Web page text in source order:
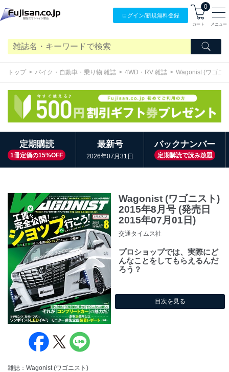
ログイン/新規無料登録
0
カート メニュー
トップ バイク・自動車・乗り物 雑誌 4WD・RV 雑誌 Wagonist (ワゴニ
定期購読
1冊定価の15%OFF
最新号
2026年07月31日
バックナンバー
定期購読で読み放題
雑誌：Wagonist (ワゴニスト)
Wagonist (ワゴニスト)
2015年8月号 (発売日
2015年07月01日)
交通タイムス社
プロショップでは、実際にど
んなことをしてもらえるんだ
ろう？
目次を見る